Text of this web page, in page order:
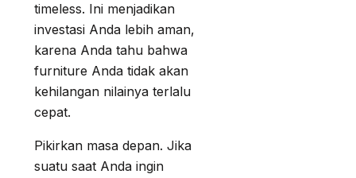
timeless. Ini menjadikan
investasi Anda lebih aman,
karena Anda tahu bahwa
furniture Anda tidak akan
kehilangan nilainya terlalu
cepat.
Pikirkan masa depan. Jika
suatu saat Anda ingin